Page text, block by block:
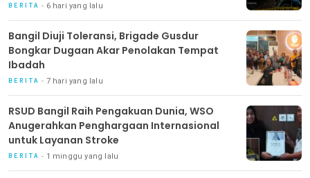
BERITA 6 hari yang lalu
Bangil Diuji Toleransi, Brigade Gusdur
Bongkar Dugaan Akar Penolakan Tempat
Ibadah
BERITA 7 hari yang lalu
RSUD Bangil Raih Pengakuan Dunia, WSO
Anugerahkan Penghargaan Internasional
untuk Layanan Stroke
BERITA 1 minggu yang lalu